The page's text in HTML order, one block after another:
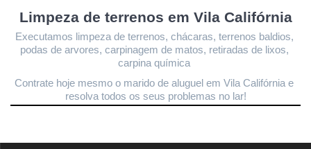
Limpeza de terrenos em Vila Califórnia
Executamos limpeza de terrenos, chácaras, terrenos baldios,
podas de arvores, carpinagem de matos, retiradas de lixos,
carpina química
Contrate hoje mesmo o marido de aluguel em Vila Califórnia e
resolva todos os seus problemas no lar!